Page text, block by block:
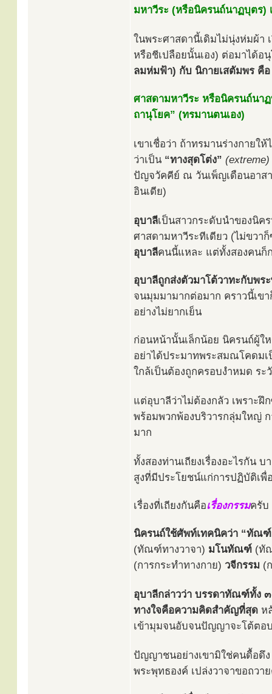
มหาวีระ (หรือนิครนถ์นาฏบุตร)
ในพระศาสดานี้เดิมไม่นุ่งห่มผ้า
หรือชีเปลือยนั้นเอง) ต่อมาได้อ
ลมห่มฟ้า) กับ นิกายเสตัมพร คื
ศาสดามหาวีระ หรือนิครนถ์นา
ถานุโยค” (ทรมานตนเอง)
เขาเชื่อว่า ถ้าทรมานร่างกายใ
ว่าเป็น “ทางสุดโต่ง” (extreme)
ปัญจวัคคีย์ ณ วันเพ็ญเดือนอาส
อินเดีย)
อุบาลีเป็นสาวกระดับนำของนิค
ศาสดามหาวีระทีเดียว (ไม่ขวา
อุบาลีคนนี้แหละ แต่ทั้งสองคนก็
อุบาลีถูกส่งตัวมาโต้วาทะกับพร
จนมุมมามากต่อมาก คราวนี้เขา
อย่างไม่ยากเย็น
ก่อนหน้านั้นเล็กน้อย นิครนถ์ผู้
อย่าได้ประมาทพระสมณโคดม
ใกล้เป็นต้องถูกครอบงำหมด ระ
แต่อุบาลีว่าไม่ต้องกลัว เพราะ
พร้อมพวกพ้องบริวารกลุ่มใหญ่
มาก
ทั้งสองท่านเถียงเรื่องอะไรกัน
สูงที่มีประโยชน์แก่การปฏิบัติเ
เรื่องที่เถียงกันคือเรื่องกรรมครับ
นิครนถ์ใช้ศัพท์เทคนิคว่า “ทัณ
(ทัณฑ์ทางวาจา) มโนทัณฑ์ (ทั
(การกระทำทางกาย) วจีกรรม (
อุบาลีกล่าวว่า บรรดาทัณฑ์ทั้ง
ทางใจคือความคิดสำคัญที่สุด ห
เข้ามุมจนอับจนปัญญาจะโต้ตอบ
ปัญญาชนอย่างเขามิใช่คนดื้อดึ
พระพุทธองค์ เปล่งวาจาขอถว